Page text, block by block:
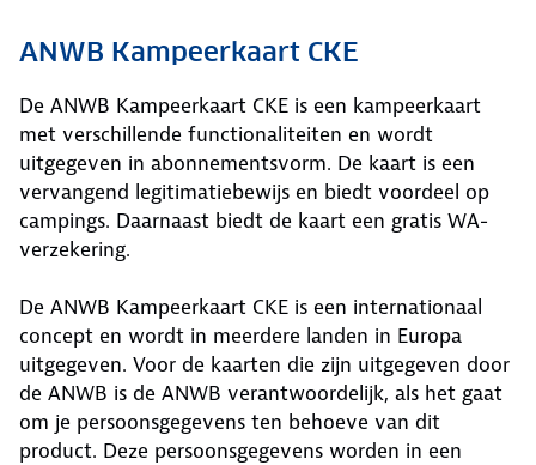
ANWB Kampeerkaart CKE
De ANWB Kampeerkaart CKE is een kampeerkaart
met verschillende functionaliteiten en wordt
uitgegeven in abonnementsvorm. De kaart is een
vervangend legitimatiebewijs en biedt voordeel op
campings. Daarnaast biedt de kaart een gratis WA-
verzekering.
De ANWB Kampeerkaart CKE is een internationaal
concept en wordt in meerdere landen in Europa
uitgegeven. Voor de kaarten die zijn uitgegeven door
de ANWB is de ANWB verantwoordelijk, als het gaat
om je persoonsgegevens ten behoeve van dit
product. Deze persoonsgegevens worden in een